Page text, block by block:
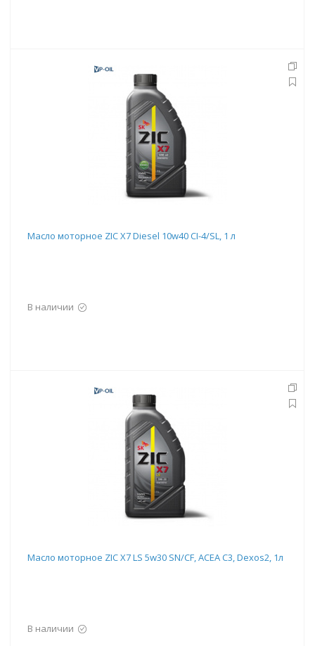
Масло моторное ZIC X7 Diesel 10w40 CI-4/SL, 1 л
В наличии
Масло моторное ZIC X7 LS 5w30 SN/CF, ACEA C3, Dexos2, 1л
В наличии